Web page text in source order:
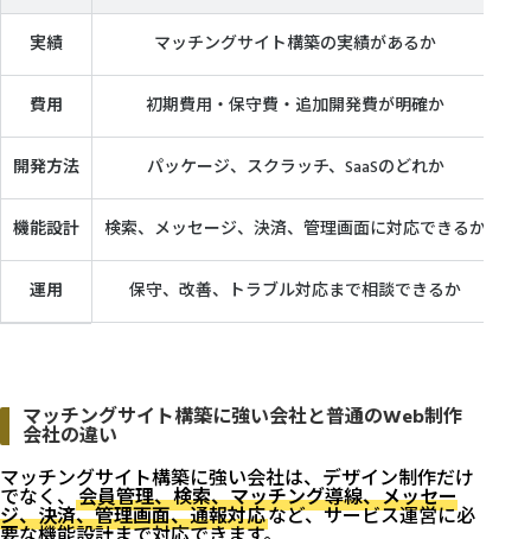
実績 マッチングサイト構築の実績があるか
費用 初期費用・保守費・追加開発費が明確か
開発方法 パッケージ、スクラッチ、SaaSのどれか
機能設計 検索、メッセージ、決済、管理画面に対応できるか
運用 保守、改善、トラブル対応まで相談できるか
マッチングサイト構築に強い会社と普通のWeb制作
会社の違い
マッチングサイト構築に強い会社は、デザイン制作だけ
でなく、 会員管理、検索、マッチング導線、メッセー
ジ、決済、管理画面、通報対応など、サービス運営に必